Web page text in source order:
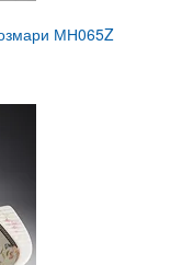
МН065Z